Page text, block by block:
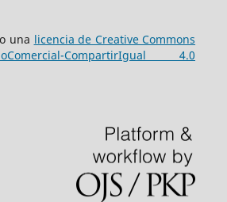
una licencia de Creative Commons
CompartirIgual 4.0